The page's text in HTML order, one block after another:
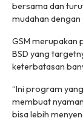
bersama dan
mudahan dengan
GSM merupakan
BSD yang
keterbatasan
“Ini program
membuat
bisa lebih